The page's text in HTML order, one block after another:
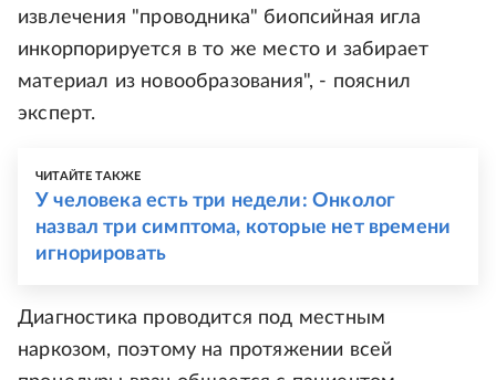
извлечения "проводника" биопсийная игла
инкорпорируется в то же место и забирает
материал из новообразования", - пояснил
эксперт.
ЧИТАЙТЕ ТАКЖЕ
У человека есть три недели: Онколог
назвал три симптома, которые нет времени
игнорировать
Диагностика проводится под местным
наркозом, поэтому на протяжении всей